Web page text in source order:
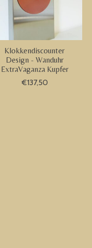
Klokkendiscounter
Design - Wanduhr
ExtraVaganza Kupfer
€137,50